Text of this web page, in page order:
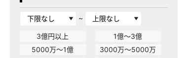
~
3億円以上
1億～3億
5000万～1億
3000万～5000万